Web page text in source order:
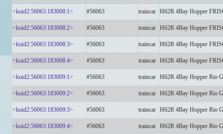
<kuid2:56063:183008:1> #56063 traincar H62R 4Bay Hopper
<kuid2:56063:183008:2> #56063 traincar H62R 4Bay Hopper
<kuid2:56063:183008:3> #56063 traincar H62R 4Bay Hopper
<kuid2:56063:183008:4> #56063 traincar H62R 4Bay Hopper
<kuid2:56063:183009:1> #56063 traincar H62R 4Bay Hopper Rio
<kuid2:56063:183009:2> #56063 traincar H62R 4Bay Hopper Rio
<kuid2:56063:183009:3> #56063 traincar H62R 4Bay Hopper Rio
<kuid2:56063:183009:4> #56063 traincar H62R 4Bay Hopper Rio